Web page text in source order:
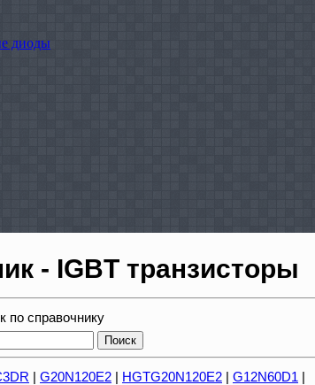
диоды
- IGBT транзисторы
по справочнику
| G20N120E2 | HGTG20N120E2 | G12N60D1 |